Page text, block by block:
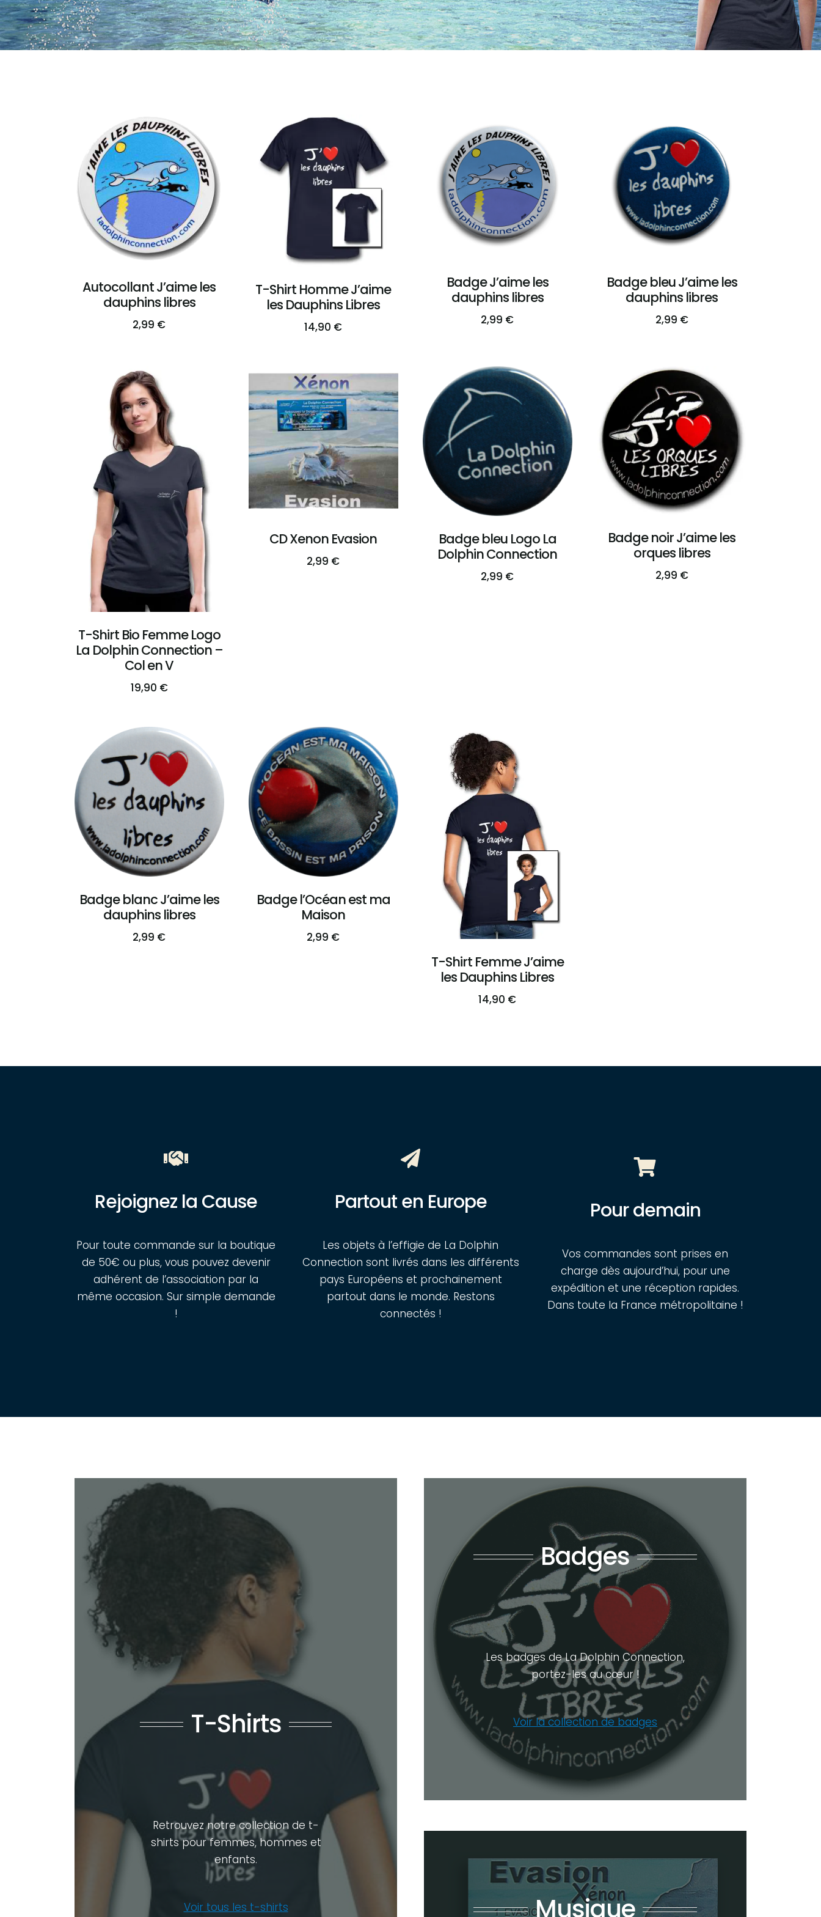
Autocollant J’aime les
dauphins libres
2,99 €
T-Shirt Homme J’aime
les Dauphins Libres
14,90 €
Badge J’aime les
dauphins libres
2,99 €
Badge bleu J’aime les
dauphins libres
2,99 €
T-Shirt Bio Femme Logo
La Dolphin Connection –
Col en V
19,90 €
CD Xenon Evasion
2,99 €
Badge bleu Logo La
Dolphin Connection
2,99 €
Badge noir J’aime les
orques libres
2,99 €
Badge blanc J’aime les
dauphins libres
2,99 €
Badge l’Océan est ma
Maison
2,99 €
T-Shirt Femme J’aime
les Dauphins Libres
14,90 €
Rejoignez la Cause
Pour toute commande sur la boutique
de 50€ ou plus, vous pouvez devenir
adhérent de l’association par la
même occasion. Sur simple demande
!
Partout en Europe
Les objets à l’effigie de La Dolphin
Connection sont livrés dans les différents
pays Européens et prochainement
partout dans le monde. Restons
connectés !
Pour demain
Vos commandes sont prises en
charge dès aujourd’hui, pour une
expédition et une réception rapides.
Dans toute la France métropolitaine !
T-Shirts
Retrouvez notre collection de t-
shirts pour femmes, hommes et
enfants.
Voir tous les t-shirts
Badges
Les badges de La Dolphin Connection,
portez-les au cœur !
Voir la collection de badges
Musique